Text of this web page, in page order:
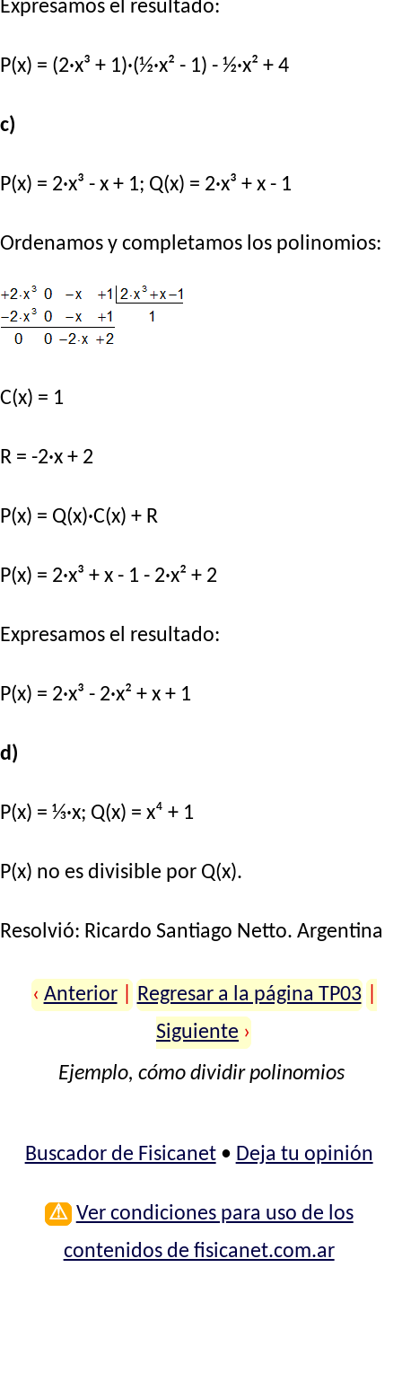
Expresamos el resultado:
P(x) = (2·x³ + 1)·(½·x² - 1) - ½·x² + 4
c)
P(x) = 2·x³ - x + 1; Q(x) = 2·x³ + x - 1
Ordenamos y completamos los polinomios:
C(x) = 1
R = -2·x + 2
P(x) = Q(x)·C(x) + R
P(x) = 2·x³ + x - 1 - 2·x² + 2
Expresamos el resultado:
P(x) = 2·x³ - 2·x² + x + 1
d)
P(x) = ⅓·x; Q(x) = x⁴ + 1
P(x) no es divisible por Q(x).
Resolvió: Ricardo Santiago Netto. Argentina
‹ Anterior Regresar a la página TP03
Siguiente ›
Ejemplo, cómo dividir polinomios
Buscador de Fisicanet• Deja tu opinión
⚠ Ver condiciones para uso de los
contenidos de fisicanet.com.ar